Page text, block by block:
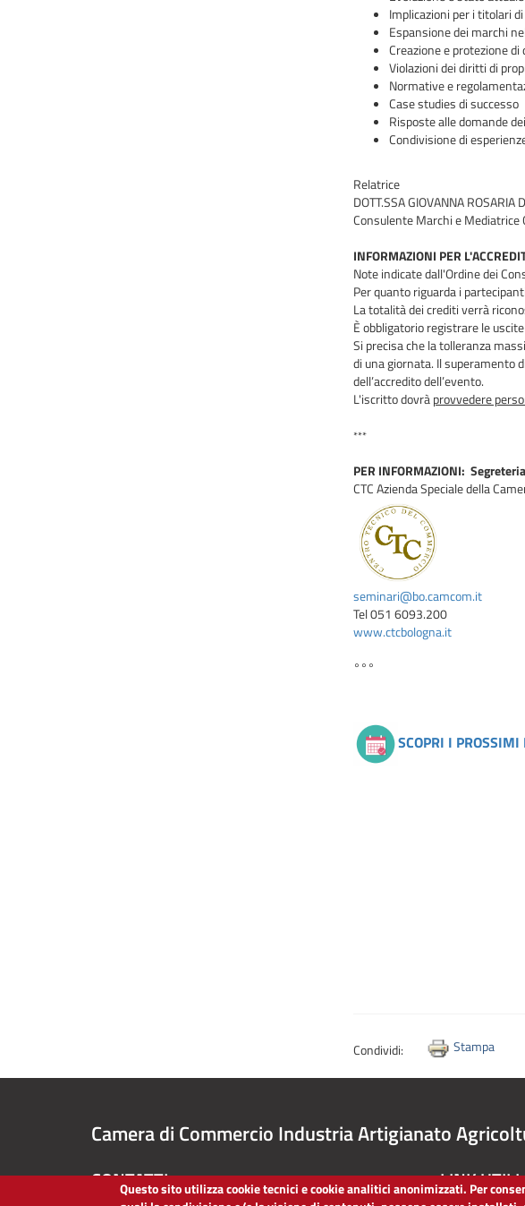
Implicazioni per i titolari
Espansione dei marchi
Creazione e protezione di
Violazioni dei diritti di
Normative e
Case studies di successo
Risposte alle domande
Condivisione di
Relatrice
DOTT.SSA GIOVANNA ROSARIA
Consulente Marchi e Mediatrice
INFORMAZIONI PER
Note indicate dall'Ordine dei
Per quanto riguarda i
La totalità dei crediti verrà
È obbligatorio registrare le
Si precisa che la tolleranza
di una giornata. Il superamento
dell’accredito dell’evento.
L'iscritto dovràprovvedere
***
PER INFORMAZIONI:
CTC Azienda Speciale della
seminari@bo.camcom.it
Tel 051 6093.200
www.ctcbologna.it
°°°
SCOPRI I
Condividi: Stampa
Camera di Commercio Industria Artigianato
CONTATTI LINK UTILI
Questo sito utilizza cookie tecnici e cookie analitici anonimizzati. Per